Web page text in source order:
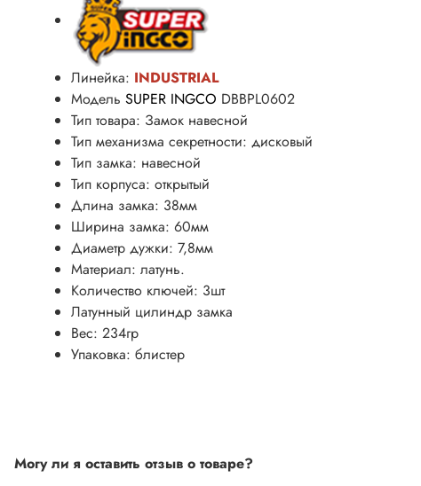
Линейка: INDUSTRIAL
Модель SUPER INGCO DBBPL0602
Тип товара: Замок навесной
Тип механизма секретности: дисковый
Тип замка: навесной
Тип корпуса: открытый
Длина замка: 38мм
Ширина замка: 60мм
Диаметр дужки: 7,8мм
Материал: латунь.
Количество ключей: 3шт
Латунный цилиндр замка
Вес: 234гр
Упаковка: блистер